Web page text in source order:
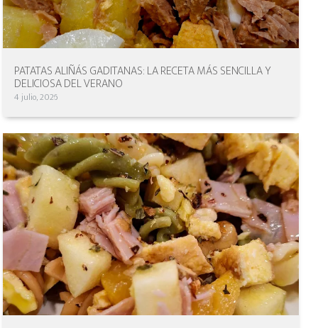
PATATAS ALIÑÁS GADITANAS: LA RECETA MÁS SENCILLA Y
DELICIOSA DEL VERANO
4 julio, 2026